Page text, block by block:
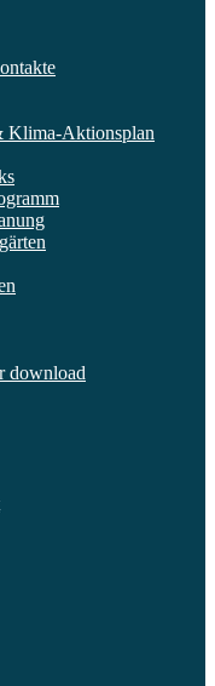
Klima-Aktionsplan
download